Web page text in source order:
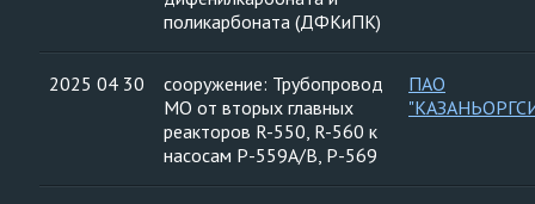
поликарбоната (ДФКиПК)
2025 04 30
сооружение: Трубопровод
МО от вторых главных
реакторов R-550, R-560 к
насосам Р-559А/В, Р-569
ПАО